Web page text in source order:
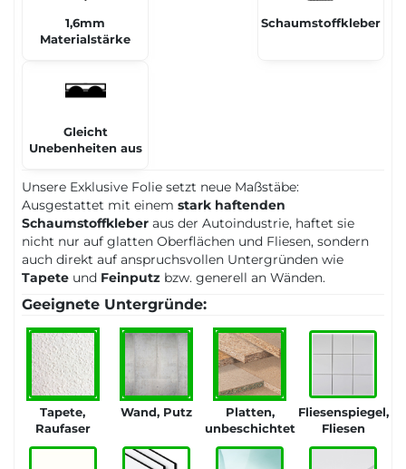
1,6mm
Materialstärke
Schaumstoffkleber
Gleicht
Unebenheiten aus
Unsere Exklusive Folie setzt neue Maßstäbe:
Ausgestattet mit einem stark haftenden
Schaumstoffkleber aus der Autoindustrie, haftet sie
nicht nur auf glatten Oberflächen und Fliesen, sondern
auch direkt auf anspruchsvollen Untergründen wie
Tapete und Feinputz bzw. generell an Wänden.
Geeignete Untergründe:
Tapete,
Raufaser
Wand, Putz
Platten,
unbeschichtet
Fliesenspiegel,
Fliesen